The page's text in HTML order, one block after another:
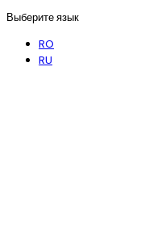
Выберите язык
RO
RU